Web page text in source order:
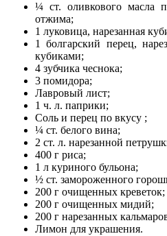
¼ ст. оливкового масла
отжима;
1 луковица, нарезанная
1 болгарский перец,
кубиками;
4 зубчика чеснока;
3 помидора;
Лавровый лист;
1 ч. л. паприки;
Соль и перец по вкусу ;
¼ ст. белого вина;
2 ст. л. нарезанной
400 г риса;
1 л куриного бульона;
½ ст. замороженного
200 г очищенных креветок;
200 г очищенных мидий;
200 г нарезанных
Лимон для украшения.